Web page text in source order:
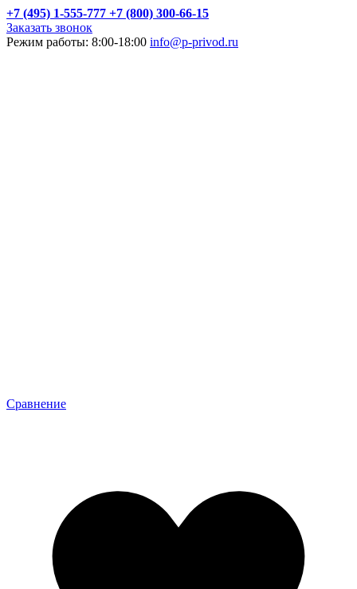
+7 (495) 1-555-777 +7 (800) 300-66-15
Заказать звонок
Режим работы: 8:00-18:00 info@p-privod.ru
Сравнение